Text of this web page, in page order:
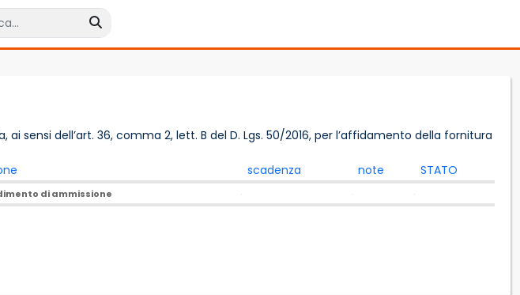
sensi dell’art. 36, comma 2, lett. B del D. Lgs. 50/2016, per l’affidamento della fornitura
scadenza note
STATO
di ammissione